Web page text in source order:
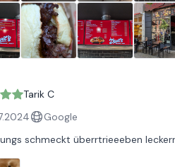
Tarik C
Google
schmeckt überrtrieeeben